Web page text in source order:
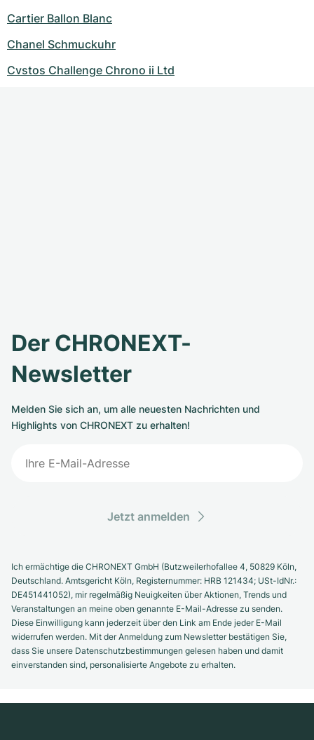
Cartier Ballon Blanc
Chanel Schmuckuhr
Cvstos Challenge Chrono ii Ltd
Der CHRONEXT-
Newsletter
Melden Sie sich an, um alle neuesten Nachrichten und
Highlights von CHRONEXT zu erhalten!
Jetzt anmelden
Ich ermächtige die CHRONEXT GmbH (Butzweilerhofallee 4, 50829 Köln,
Deutschland. Amtsgericht Köln, Registernummer: HRB 121434; USt-IdNr.:
DE451441052), mir regelmäßig Neuigkeiten über Aktionen, Trends und
Veranstaltungen an meine oben genannte E-Mail-Adresse zu senden.
Diese Einwilligung kann jederzeit über den Link am Ende jeder E-Mail
widerrufen werden. Mit der Anmeldung zum Newsletter bestätigen Sie,
dass Sie unsere Datenschutzbestimmungen gelesen haben und damit
einverstanden sind, personalisierte Angebote zu erhalten.